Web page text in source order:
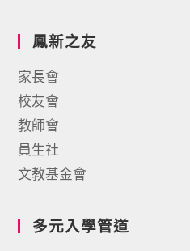
鳳新之友
家長會
校友會
教師會
員生社
文教基金會
多元入學管道